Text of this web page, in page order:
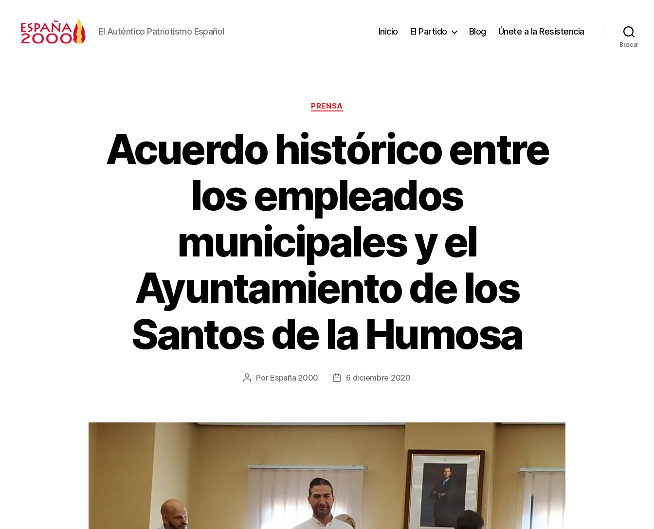
El Auténtico Patriotismo Español Inicio El Partido Blog Únete a la Resistencia
Buscar
PRENSA
Acuerdo histórico entre
los empleados
municipales y el
Ayuntamiento de los
Santos de la Humosa
Por España 2000 6 diciembre 2020